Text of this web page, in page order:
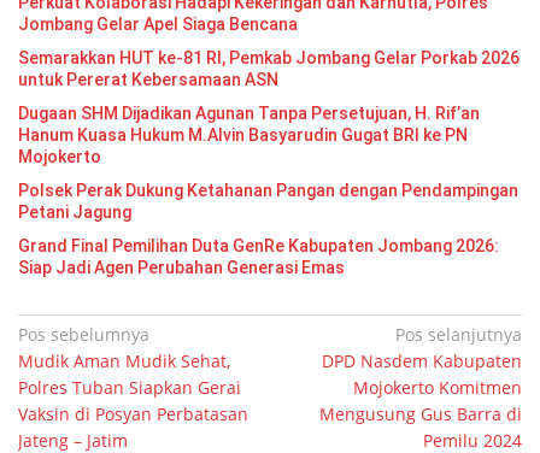
Jombang Gelar Apel Siaga Bencana
Semarakkan HUT ke-81 RI, Pemkab Jombang Gelar Porkab 2026
untuk Pererat Kebersamaan ASN
Dugaan SHM Dijadikan Agunan Tanpa Persetujuan, H. Rif’an
Hanum Kuasa Hukum M.Alvin Basyarudin Gugat BRI ke PN
Mojokerto
Polsek Perak Dukung Ketahanan Pangan dengan Pendampingan
Petani Jagung
Grand Final Pemilihan Duta GenRe Kabupaten Jombang 2026:
Siap Jadi Agen Perubahan Generasi Emas
Navigasi
pos
Pos sebelumnya
Mudik Aman Mudik Sehat,
Polres Tuban Siapkan Gerai
Vaksin di Posyan Perbatasan
Jateng – Jatim
Pos selanjutnya
DPD Nasdem Kabupaten
Mojokerto Komitmen
Mengusung Gus Barra di
Pemilu 2024